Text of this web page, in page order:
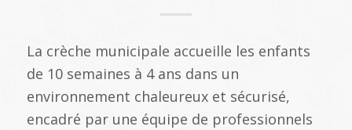
La crèche municipale accueille les enfants
de 10 semaines à 4 ans dans un
environnement chaleureux et sécurisé,
encadré par une équipe de professionnels